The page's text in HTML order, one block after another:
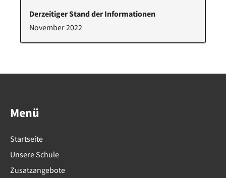
Derzeitiger Stand der Informationen
November 2022
Menü
Startseite
Unsere Schule
Zusatzangebote